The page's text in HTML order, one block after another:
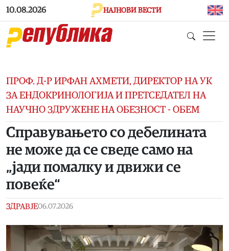
Skip to main content
10.08.2026 НАЈНОВИ ВЕСТИ
ПРОФ. Д-Р ИРФАН АХМЕТИ, ДИРЕКТОР НА УК
ЗА ЕНДОКРИНОЛОГИЈА И ПРЕТСЕДАТЕЛ НА
НАУЧНО ЗДРУЖЕНЕ НА ОБЕЗНОСТ - ОБЕМ
Справувањето со дебелината
не може да се сведе само на
„јади помалку и движи се
повеќе“
ЗДРАВЈЕ06.07.2026